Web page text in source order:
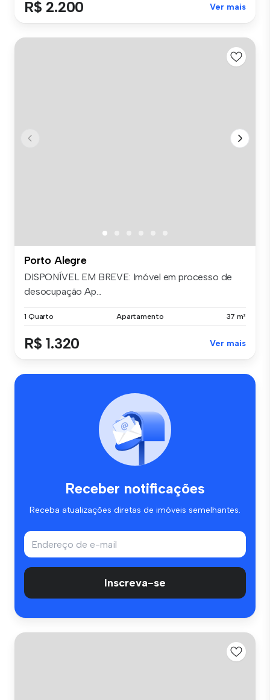
R$ 2.200 Ver mais
Porto Alegre
DISPONÍVEL EM BREVE: Imóvel em processo de
desocupação Ap...
1 Quarto Apartamento 37 m²
R$ 1.320 Ver mais
Receber notificações
Receba atualizações diretas de imóveis semelhantes.
Inscreva-se